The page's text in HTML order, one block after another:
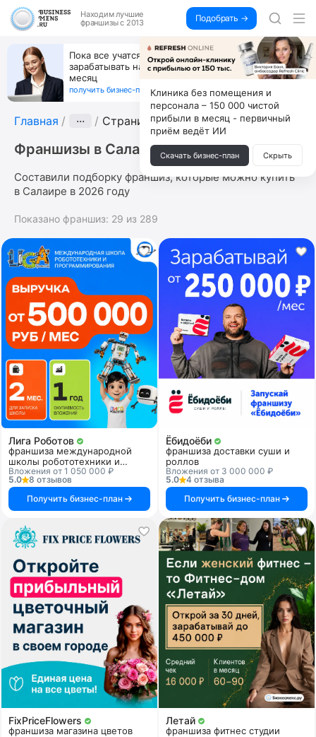
Находим лучшие
франшизы с 2013
Подобрать →
Пока все учатся пользоваться ИИ, вы можете
зарабатывать на их обучении по 500 тыс. каждый
месяц
получить бизнес-план ↓
Главная ··· Страница 7
Франшизы в Салаире
Составили подборку франшиз, которые можно купить
в Салаире в 2026 году
Показано франшиз: 29 из 289
Лига Роботов
франшиза международной
школы робототехники и
программирования
Вложения от 1 050 000 ₽
5.0
8 отзывов
Получить бизнес-план
Ёбидоёби
франшиза доставки суши и
роллов
Вложения от 3 000 000 ₽
5.0
4 отзыва
Получить бизнес-план
FixPriceFlowers
франшиза магазина цветов
Летай
франшиза фитнес студии
Клиника без помещения и
персонала – 150 000 чистой
прибыли в месяц - первичный
приём ведёт ИИ
Скачать бизнес-план Скрыть